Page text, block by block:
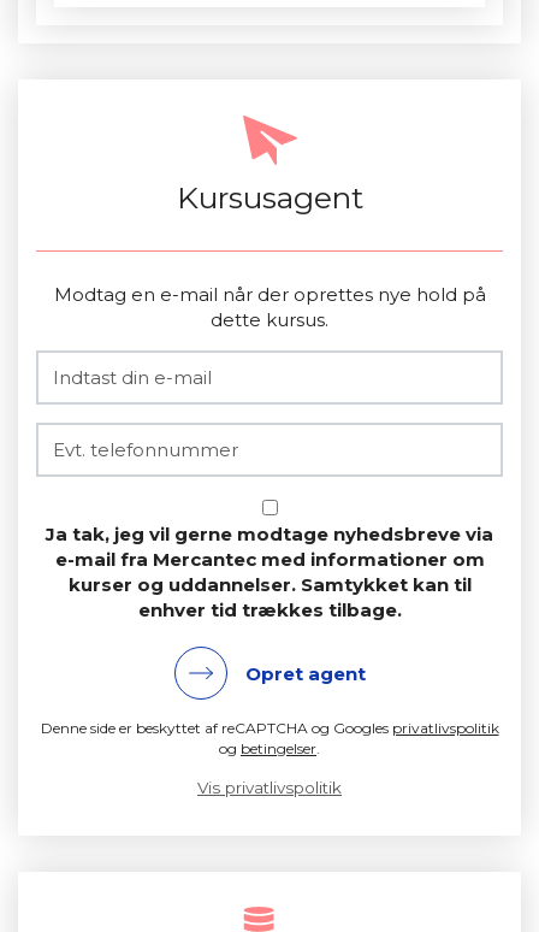
Kursusagent
Modtag en e-mail når der oprettes nye hold på
dette kursus.
Ja tak, jeg vil gerne modtage nyhedsbreve via
e-mail fra Mercantec med informationer om
kurser og uddannelser. Samtykket kan til
enhver tid trækkes tilbage.
Opret agent
Denne side er beskyttet af reCAPTCHA og Googles privatlivspolitik
og betingelser.
Vis privatlivspolitik